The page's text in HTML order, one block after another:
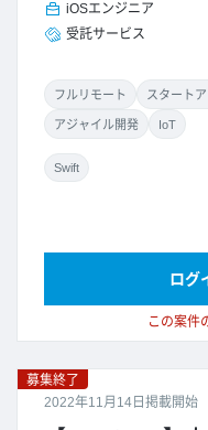
iOSエンジニア
受託サービス
フルリモート スタート
アジャイル開発 IoT
Swift
この案件
ログ
募集終了
2022年11月14日掲載開始